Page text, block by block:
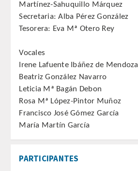
Alfabético
CORRESPONDIENTES
SUPERNUMERARIOS
HONOR
HISTÓRICO DE ACADÉMICOS
Martínez-Sahuquillo Márquez
Secretaria: Alba Pérez González
Tesorera: Eva Mª Otero Rey
Vocales
Irene Lafuente Ibáñez de Mendoza
Beatriz González Navarro
Leticia Mª Bagán Debon
Rosa Mª López-Pintor Muñoz
Francisco José Gómez García
María Martín García
PARTICIPANTES